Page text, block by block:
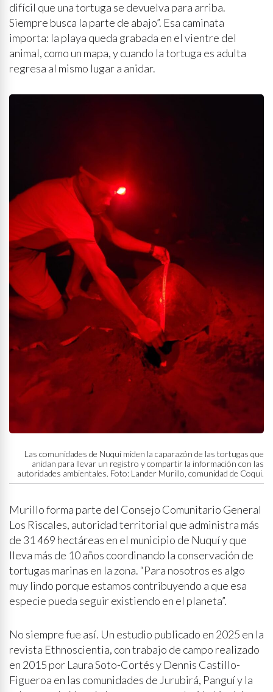
difícil que una tortuga se devuelva para arriba.
Siempre busca la parte de abajo”. Esa caminata
importa: la playa queda grabada en el vientre del
animal, como un mapa, y cuando la tortuga es adulta
regresa al mismo lugar a anidar.
Las comunidades de Nuquí miden la caparazón de las tortugas que
anidan para llevar un registro y compartir la información con las
autoridades ambientales. Foto: Lander Murillo, comunidad de Coqui.
Murillo forma parte del Consejo Comunitario General
Los Riscales, autoridad territorial que administra más
de 31 469 hectáreas en el municipio de Nuquí y que
lleva más de 10 años coordinando la conservación de
tortugas marinas en la zona. “Para nosotros es algo
muy lindo porque estamos contribuyendo a que esa
especie pueda seguir existiendo en el planeta”.
No siempre fue así. Un estudio publicado en 2025 en la
revista Ethnoscientia, con trabajo de campo realizado
en 2015 por Laura Soto-Cortés y Dennis Castillo-
Figueroa en las comunidades de Jurubirá, Panguí y la